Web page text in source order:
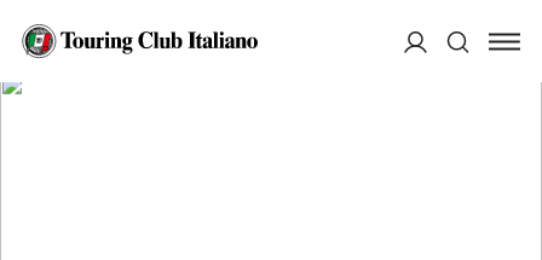
HOME
VILLINO CORSINI DI VILLA PAMPHILJ (EX CASA DEI TEATRI)